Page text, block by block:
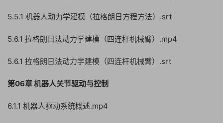
5.5.1 机器人动力学建模（拉格朗日方程方法）.srt
5.6.1 拉格朗日法动力学建模（四连杆机械臂）.mp4
5.6.1 拉格朗日法动力学建模（四连杆机械臂）.srt
第06章 机器人关节驱动与控制
6.1.1 机器人驱动系统概述.mp4